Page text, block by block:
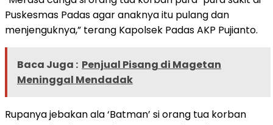
Puskesmas Padas agar anaknya itu pulang dan
menjenguknya,” terang Kapolsek Padas AKP Pujianto.
Baca Juga : Penjual Pisang di Magetan
Meninggal Mendadak
Rupanya jebakan ala ‘Batman’ si orang tua korban